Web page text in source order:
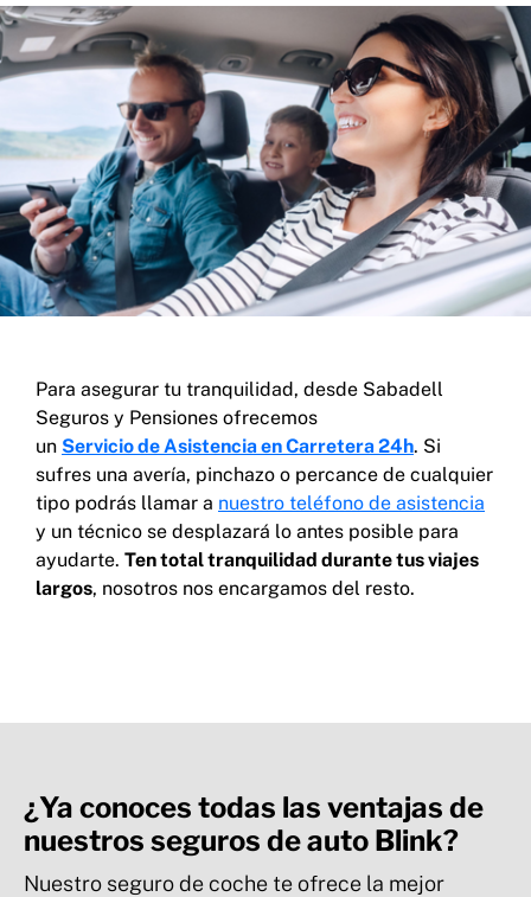
Para asegurar tu tranquilidad, desde Sabadell
Seguros y Pensiones ofrecemos
un Servicio de Asistencia en Carretera 24h. Si
sufres una avería, pinchazo o percance de cualquier
tipo podrás llamar a nuestro teléfono de asistencia
y un técnico se desplazará lo antes posible para
ayudarte. Ten total tranquilidad durante tus viajes
largos, nosotros nos encargamos del resto.
¿Ya conoces todas las ventajas de
nuestros seguros de auto Blink?
Nuestro seguro de coche te ofrece la mejor